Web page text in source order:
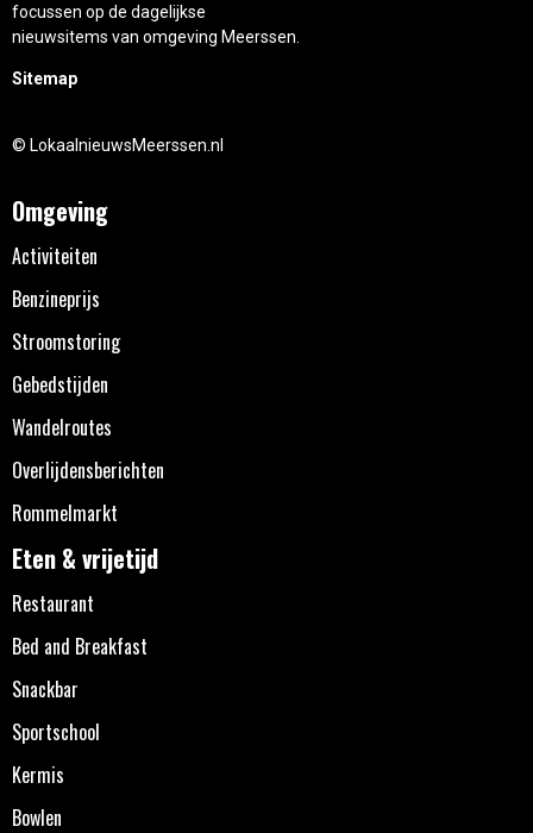
focussen op de dagelijkse
nieuwsitems van omgeving Meerssen.
Sitemap
© LokaalnieuwsMeerssen.nl
Omgeving
Activiteiten
Benzineprijs
Stroomstoring
Gebedstijden
Wandelroutes
Overlijdensberichten
Rommelmarkt
Eten & vrijetijd
Restaurant
Bed and Breakfast
Snackbar
Sportschool
Kermis
Bowlen